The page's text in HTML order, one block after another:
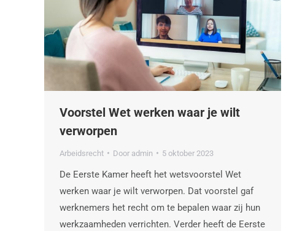
Voorstel Wet werken waar je wilt
verworpen
Arbeidsrecht Door admin 5 oktober 2023
De Eerste Kamer heeft het wetsvoorstel Wet
werken waar je wilt verworpen. Dat voorstel gaf
werknemers het recht om te bepalen waar zij hun
werkzaamheden verrichten. Verder heeft de Eerste